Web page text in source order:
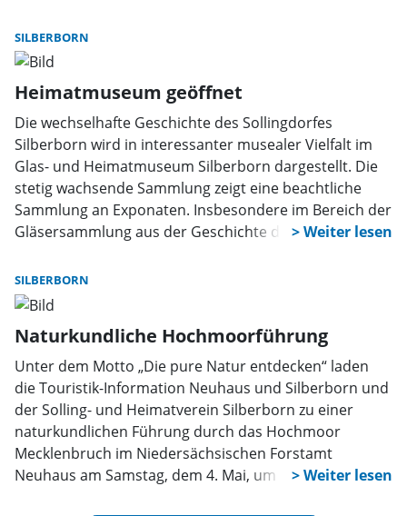
SILBERBORN
Heimatmuseum geöffnet
Die wechselhafte Geschichte des Sollingdorfes
Silberborn wird in interessanter musealer Vielfalt im
Glas- und Heimatmuseum Silberborn dargestellt. Die
stetig wachsende Sammlung zeigt eine beachtliche
Sammlung an Exponaten. Insbesondere im Bereich der
Gläsersammlung aus der Geschichte der drei
des Museums Einiges geschehen, denn inzwischen
wird in drei Vitrinen die Kulturgeschichte des Glases
wieder regelmäßig geöffnet. Zudem sind reiche
Glasfunde und glastechnische Überreste der
Tafelglashütte am Mühlenberg zu sehen. Eine weitere
Errungenschaft ist die große Glas-Stele vor dem
Museum, die auf die Glasgeschichte im Hochsolling
hinweist. Das Leben damals auf dem Dorf wird in einer
an historischen Geräten reich ausgestatteten Küche
SILBERBORN
Naturkundliche Hochmoorführung
Unter dem Motto „Die pure Natur entdecken“ laden
die Touristik-Information Neuhaus und Silberborn und
der Solling- und Heimatverein Silberborn zu einer
naturkundlichen Führung durch das Hochmoor
Mecklenbruch im Niedersächsischen Forstamt
Neuhaus am Samstag, dem 4. Mai, um 16 Uhr ein.